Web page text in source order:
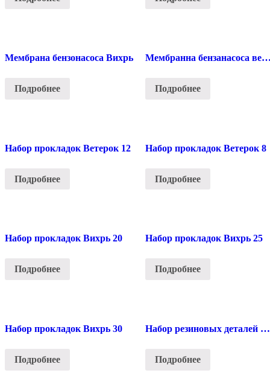
Мембрана бензонасоса Вихрь
Подробнее
Мембранна
Подробнее
Набор прокладок Ветерок 12
Подробнее
Набор прокладок Ветерок 8
Подробнее
Набор прокладок Вихрь 20
Подробнее
Набор прокладок Вихрь 25
Подробнее
Набор прокладок Вихрь 30
Подробнее
Набор резиновых деталей Ветерок
Подробнее